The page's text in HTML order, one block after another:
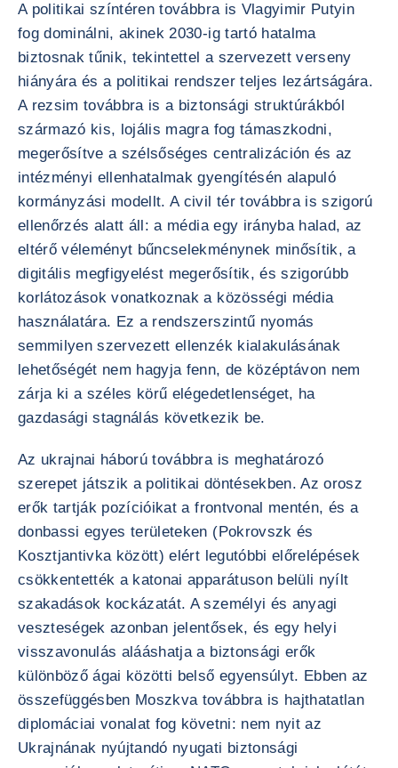
A politikai színtéren továbbra is Vlagyimir Putyin
fog dominálni, akinek 2030-ig tartó hatalma
biztosnak tűnik, tekintettel a szervezett verseny
hiányára és a politikai rendszer teljes lezártságára.
A rezsim továbbra is a biztonsági struktúrákból
származó kis, lojális magra fog támaszkodni,
megerősítve a szélsőséges centralizáción és az
intézményi ellenhatalmak gyengítésén alapuló
kormányzási modellt. A civil tér továbbra is szigorú
ellenőrzés alatt áll: a média egy irányba halad, az
eltérő véleményt bűncselekménynek minősítik, a
digitális megfigyelést megerősítik, és szigorúbb
korlátozások vonatkoznak a közösségi média
használatára. Ez a rendszerszintű nyomás
semmilyen szervezett ellenzék kialakulásának
lehetőségét nem hagyja fenn, de középtávon nem
zárja ki a széles körű elégedetlenséget, ha
gazdasági stagnálás következik be.
Az ukrajnai háború továbbra is meghatározó
szerepet játszik a politikai döntésekben. Az orosz
erők tartják pozícióikat a frontvonal mentén, és a
donbassi egyes területeken (Pokrovszk és
Kosztjantivka között) elért legutóbbi előrelépések
csökkentették a katonai apparátuson belüli nyílt
szakadások kockázatát. A személyi és anyagi
veszteségek azonban jelentősek, és egy helyi
visszavonulás alááshatja a biztonsági erők
különböző ágai közötti belső egyensúlyt. Ebben az
összefüggésben Moszkva továbbra is hajthatatlan
diplomáciai vonalat fog követni: nem nyit az
Ukrajnának nyújtandó nyugati biztonsági